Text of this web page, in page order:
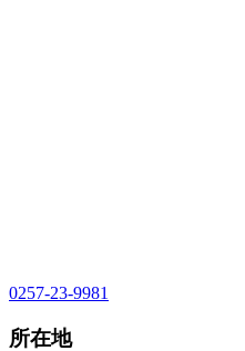
0257-23-9981
所在地